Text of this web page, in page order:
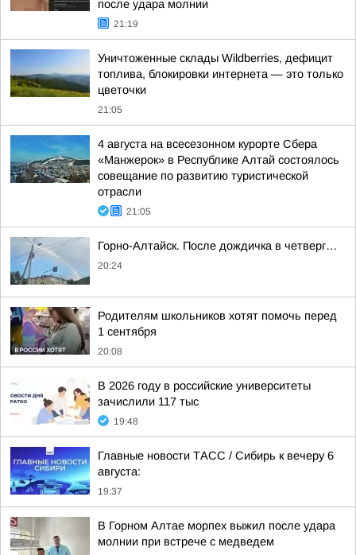
после удара молнии
21:19
Уничтоженные склады Wildberries, дефицит
топлива, блокировки интернета — это только
цветочки
21:05
4 августа на всесезонном курорте Сбера
«Манжерок» в Республике Алтай состоялось
совещание по развитию туристической
отрасли
21:05
Горно-Алтайск. После дождичка в четверг…
20:24
Родителям школьников хотят помочь перед
1 сентября
20:08
В 2026 году в российские университеты
зачислили 117 тыс
19:48
Главные новости ТАСС / Сибирь к вечеру 6
августа:
19:37
В Горном Алтае морпех выжил после удара
молнии при встрече с медведем